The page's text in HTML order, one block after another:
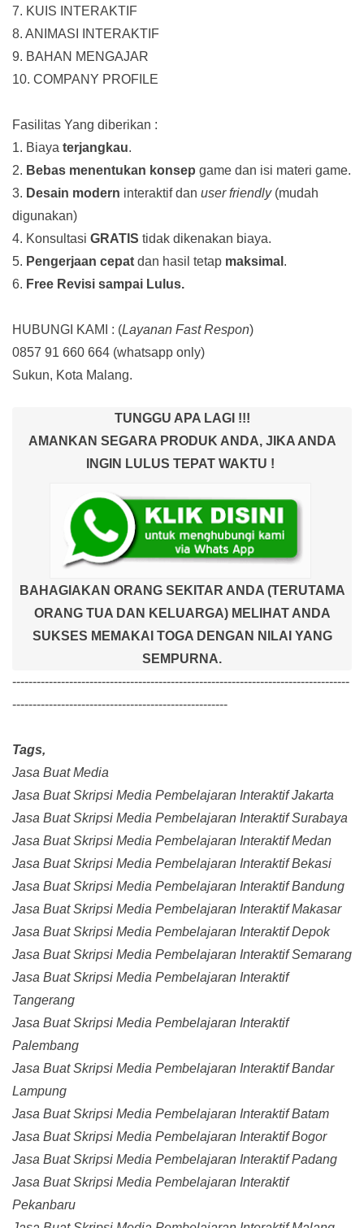
7. KUIS INTERAKTIF
8. ANIMASI INTERAKTIF
9. BAHAN MENGAJAR
10. COMPANY PROFILE
Fasilitas Yang diberikan :
1. Biaya terjangkau.
2. Bebas menentukan konsep game dan isi materi game.
3. Desain modern interaktif dan user friendly(mudah
digunakan)
4. Konsultasi GRATIS tidak dikenakan biaya.
5. Pengerjaan cepat dan hasil tetap maksimal .
6. Free Revisi sampai Lulus.
HUBUNGI KAMI : (Layanan Fast Respon)
0857 91 660 664 (whatsapp only)
Sukun, Kota Malang.
TUNGGU APA LAGI !!!
AMANKAN SEGARA PRODUK ANDA, JIKA ANDA
INGIN LULUS TEPAT WAKTU !
BAHAGIAKAN ORANG SEKITAR ANDA (TERUTAMA
ORANG TUA DAN KELUARGA) MELIHAT ANDA
SUKSES MEMAKAI TOGA DENGAN NILAI YANG
SEMPURNA.
-----------------------------------------------------------------------------------
-----------------------------------------------------
Tags,
Jasa Buat Media
Jasa Buat Skripsi Media Pembelajaran Interaktif Jakarta
Jasa Buat Skripsi Media Pembelajaran Interaktif Surabaya
Jasa Buat Skripsi Media Pembelajaran Interaktif Medan
Jasa Buat Skripsi Media Pembelajaran Interaktif Bekasi
Jasa Buat Skripsi Media Pembelajaran Interaktif Bandung
Jasa Buat Skripsi Media Pembelajaran Interaktif Makasar
Jasa Buat Skripsi Media Pembelajaran Interaktif Depok
Jasa Buat Skripsi Media Pembelajaran Interaktif Semarang
Jasa Buat Skripsi Media Pembelajaran Interaktif
Tangerang
Jasa Buat Skripsi Media Pembelajaran Interaktif
Palembang
Jasa Buat Skripsi Media Pembelajaran Interaktif Bandar
Lampung
Jasa Buat Skripsi Media Pembelajaran Interaktif Batam
Jasa Buat Skripsi Media Pembelajaran Interaktif Bogor
Jasa Buat Skripsi Media Pembelajaran Interaktif Padang
Jasa Buat Skripsi Media Pembelajaran Interaktif
Pekanbaru